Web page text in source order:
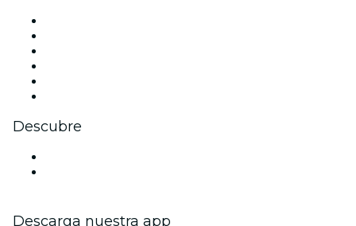
Descubre
Descarga nuestra app